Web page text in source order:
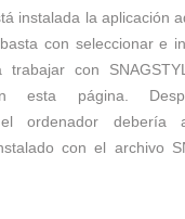
instalada la aplicación
con seleccionar e
trabajar con
esta página.
el ordenador debería
con el archivo